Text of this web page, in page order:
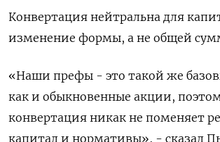
Конвертация нейтральна для
изменение формы, а не общей
«Наши префы - это такой же
как и обыкновенные акции,
конвертация никак не поменяет
капитал и нормативы», - сказал